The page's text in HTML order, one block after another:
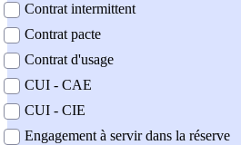
Contrat intermittent
Contrat pacte
Contrat d'usage
CUI - CAE
CUI - CIE
Engagement à servir dans la réserve